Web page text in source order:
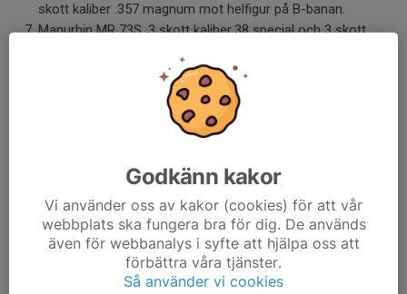
skott kaliber .357 magnum mot helfigur på B-banan.
Manurhin MR 73S, 3 skott kaliber.38 special och 3 skott
1911 kaliber .45 ACP, 5 skott kaliber .45 ACP mot helfigur på
Revolver .44 magnum, 6 skott kaliber .44 magnum mot
helfigur på B-banan. Alternativt ytterligare 6 skott med
Om man önskar annat upplägg, mer eller mindre, så är vi öppna
för förslag/önskemål.
Enskild skytt kan köpa till mer ammunition för att skjuta
ytterligare enligt eget önskemål, efter särskild prislista för
Godkänn kakor
Vi använder oss av kakor (cookies) för att vår
webbplats ska fungera bra för dig. De används
även för webbanalys i syfte att hjälpa oss att
förbättra våra tjänster.
Så använder vi cookies